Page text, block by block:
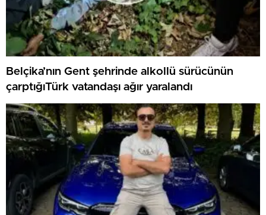
Belçika’nın Gent şehrinde alkollü sürücünün
çarptığıTürk vatandaşı ağır yaralandı